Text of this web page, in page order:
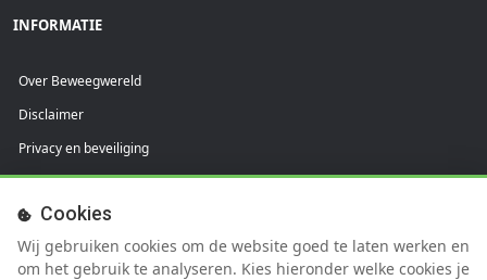
INFORMATIE
Over Beweegwereld
Disclaimer
Privacy en beveiliging
Praktijkvoorwaarden
Cliëntvoorwaarden
SUPPORT
Cookies
Wij gebruiken cookies om de website goed te laten werken en
om het gebruik te analyseren. Kies hieronder welke cookies je